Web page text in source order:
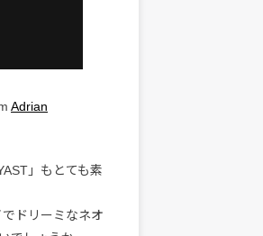
Adrian
」もとても素
ドリーミなネオ